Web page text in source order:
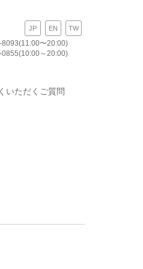
8093(11:00〜20:00)
0855(10:00～20:00)
JP EN TW
いただくご質問